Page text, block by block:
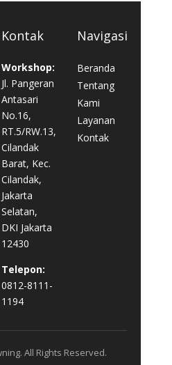
Kontak
Workshop:
Jl. Pangeran
Antasari
No.16,
RT.5/RW.13,
Cilandak
Barat, Kec.
Cilandak,
Jakarta
Selatan,
DKI Jakarta
12430
Telepon:
0812-8111-
1194
Navigasi
Beranda
Tentang
Kami
Layanan
Kontak
All Rights Reserved.